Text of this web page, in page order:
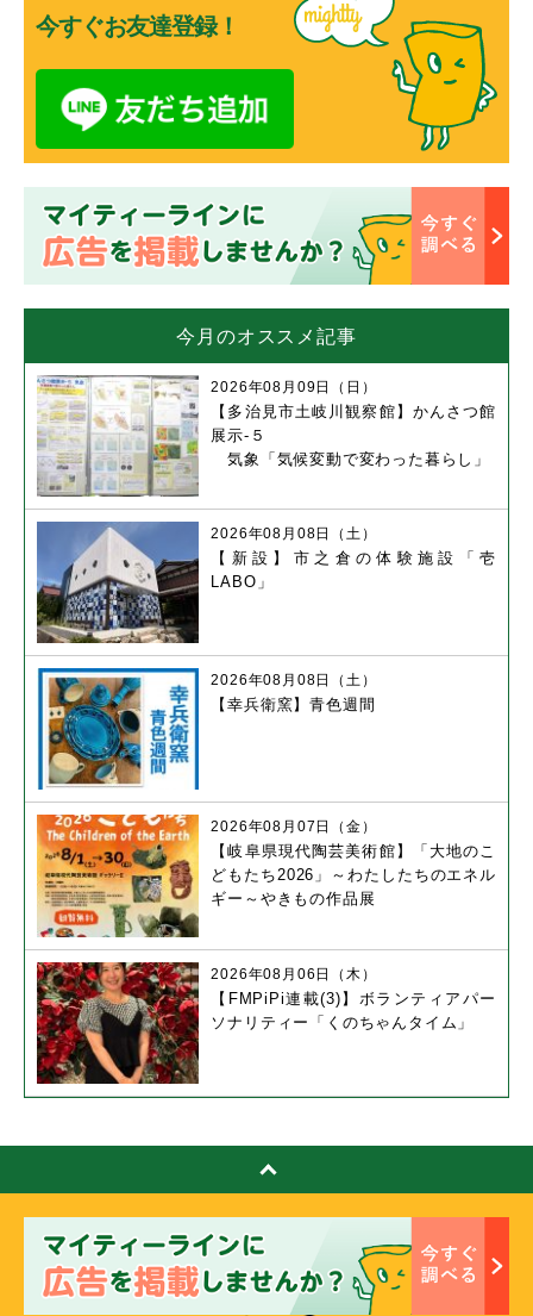
今すぐお友達登録！
今月のオススメ記事
【多治見市土岐川観察館】かんさつ館
展示-５
気象「気候変動で変わった暮らし」
2026年08月09日（日）
【新設】市之倉の体験施設「壱
LABO」
2026年08月08日（土）
【幸兵衛窯】青色週間
2026年08月08日（土）
【岐阜県現代陶芸美術館】「大地のこ
どもたち2026」～わたしたちのエネル
ギー～やきもの作品展
2026年08月07日（金）
【FMPiPi連載(3)】ボランティアパー
ソナリティー「くのちゃんタイム」
2026年08月06日（木）